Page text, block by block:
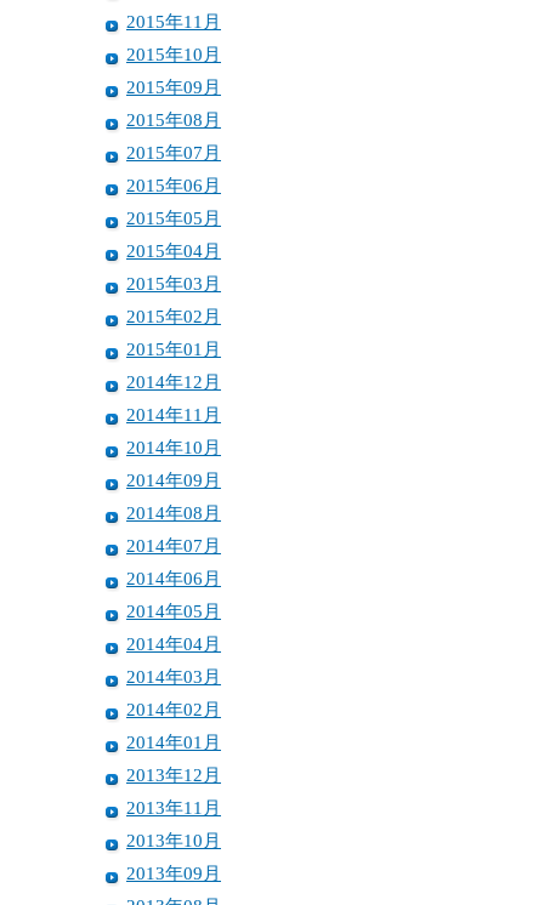
2015年11月
2015年10月
2015年09月
2015年08月
2015年07月
2015年06月
2015年05月
2015年04月
2015年03月
2015年02月
2015年01月
2014年12月
2014年11月
2014年10月
2014年09月
2014年08月
2014年07月
2014年06月
2014年05月
2014年04月
2014年03月
2014年02月
2014年01月
2013年12月
2013年11月
2013年10月
2013年09月